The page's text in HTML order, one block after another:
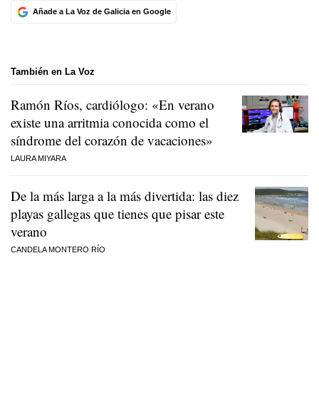
Añade a La Voz de Galicia en Google
También en La Voz
Ramón Ríos, cardiólogo: «En verano
existe una arritmia conocida como el
síndrome del corazón de vacaciones»
LAURA MIYARA
De la más larga a la más divertida: las diez
playas gallegas que tienes que pisar este
verano
CANDELA MONTERO RÍO